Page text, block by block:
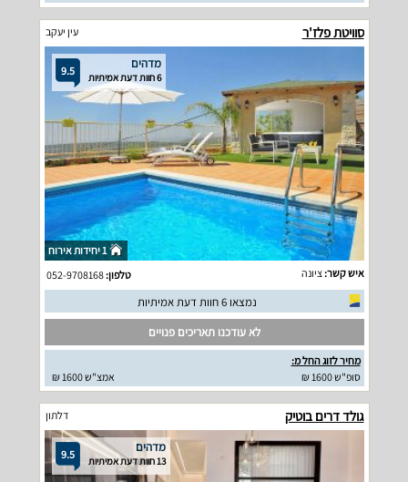
סוויטת פלז'ר עין יעקב
9.5 מדהים
6 חוות דעת אמיתיות
1 יחידות אירוח
איש קשר:ציונה טלפון:052-9708168
נמצאו 6 חוות דעת אמיתיות
לא עודכנו תאריכים פנויים
מחיר לזוג החל מ:
סופ"ש 1600 ₪
אמצ"ש 1600 ₪
גולד דרים בוטיק דלתון
9.5 מדהים
13 חוות דעת אמיתיות